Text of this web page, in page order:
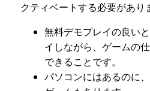
クティベートする必要があり
無料デモプレイの良い
イしながら、ゲームの
できることです。
パソコンにはあるのに